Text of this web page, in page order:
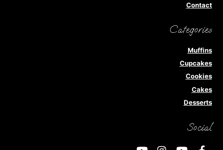
Contact
Categories
Muffins
Cupcakes
Cookies
Cakes
Desserts
Social